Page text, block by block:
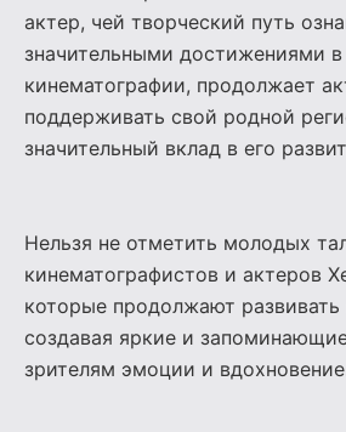
актер, чей творческий путь
значительными достижениями в
кинематографии, продолжает
поддерживать свой родной
значительный вклад в его
Нельзя не отметить молодых
кинематографистов и актеров
которые продолжают развивать
создавая яркие и
зрителям эмоции и